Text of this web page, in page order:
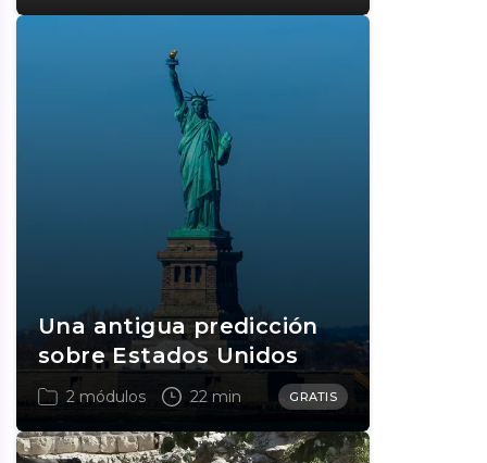
Una antigua predicción
sobre Estados Unidos
2 módulos 22 min GRATIS